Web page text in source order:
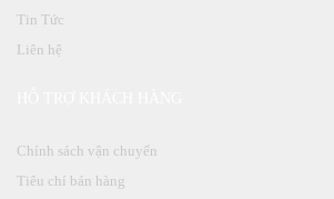
Tin Tức
Liên hệ
Chính sách vận chuyển
Tiêu chí bán hàng